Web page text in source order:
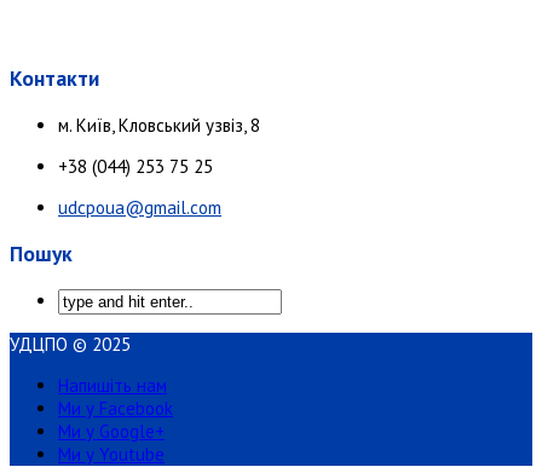
Контакти
м. Київ, Кловський узвіз, 8
+38 (044) 253 75 25
udcpoua@gmail.com
Пошук
УДЦПО © 2025
Напишіть нам
Ми у Facebook
Ми у Google+
Ми у Youtube